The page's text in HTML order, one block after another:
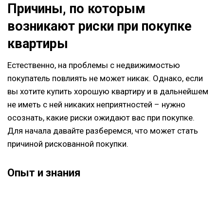
Причины, по которым
возникают риски при покупке
квартиры
Естественно, на проблемы с недвижимостью
покупатель повлиять не может никак. Однако, если
вы хотите купить хорошую квартиру и в дальнейшем
не иметь с ней никаких неприятностей – нужно
осознать, какие риски ожидают вас при покупке.
Для начала давайте разберемся, что может стать
причиной рискованной покупки.
Опыт и знания